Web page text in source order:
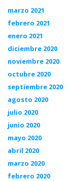
marzo 2021
febrero 2021
enero 2021
diciembre 2020
noviembre 2020
octubre 2020
septiembre 2020
agosto 2020
julio 2020
junio 2020
mayo 2020
abril 2020
marzo 2020
febrero 2020